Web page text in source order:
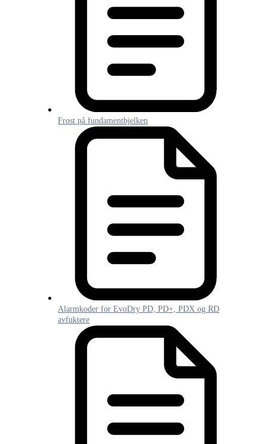
Frost på fundamentbjelken
Alarmkoder for EvoDry PD, PD+, PDX og RD
avfuktere